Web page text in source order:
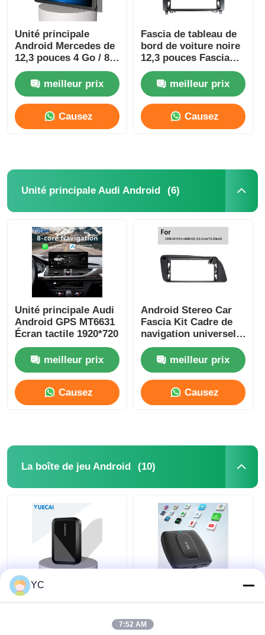
Unité principale
Android Mercedes de
12,3 pouces 4 Go / 8
Go tout-en-un
Carplaymeilleur prix
Causez
Fascia de tableau de
bord de voiture noire
12,3 pouces Fascia
stéréo BMW pour
Mercedes Benz B200
2004-2012
meilleur prix
Causez
Unité principale Audi Android (6)
Unité principale Audi
Android GPS MT6631
Écran tactile 1920*720
meilleur prix
Causez
Android Stereo Car
Fascia Kit Cadre de
navigation universel
de voiture 12,3
pouces Pour Audi Q3
/ Q5 / Q7
meilleur prix
Causez
La boîte de jeu Android (10)
Boîte USB Android
Carplay câblée à la
automatique AI boîte
Android Auto AI Box
YC
7:52 AM